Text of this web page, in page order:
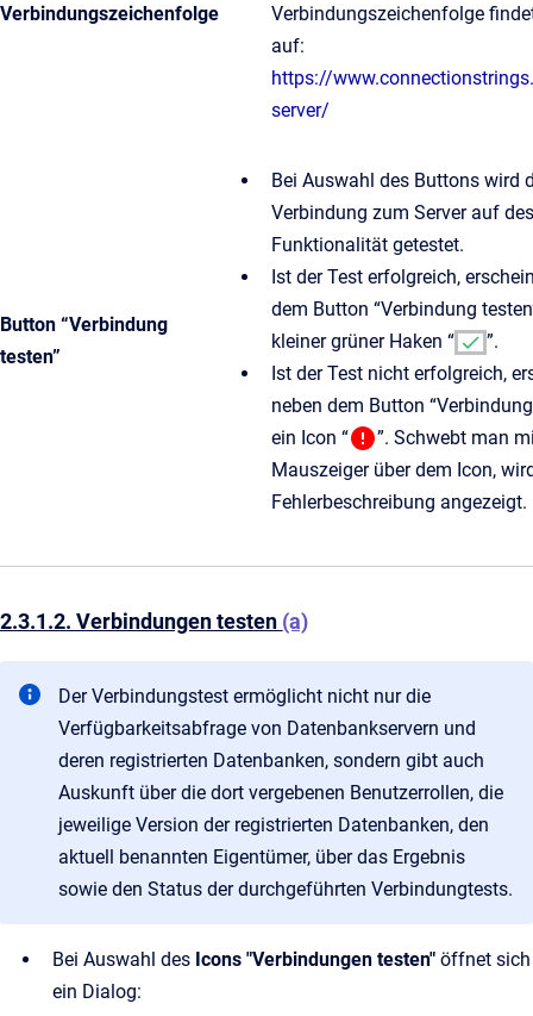
Verbindungszeichenfolge
Verbindungszeichenfolge
auf:
https://
server/
Button “Verbindung
testen”
Bei Auswahl des Buttons wird
Verbindung zum Server auf
Funktionalität getestet.
Ist der Test erfolgreich,
dem Button “Verbindung
kleiner grüner Haken “
”.
Ist der Test nicht erfolgreich,
neben dem Button
ein Icon “
”. Schwebt man
Mauszeiger über dem Icon,
Fehlerbeschreibung angezeigt.
2.3.1.2. Verbindungen testen (a)
Der Verbindungstest ermöglicht nicht nur die
Verfügbarkeitsabfrage von Datenbankservern und
deren registrierten Datenbanken, sondern gibt auch
Auskunft über die dort vergebenen Benutzerrollen, die
jeweilige Version der registrierten Datenbanken, den
aktuell benannten Eigentümer, über das Ergebnis
sowie den Status der durchgeführten Verbindungtests.
Bei Auswahl des Icons "Verbindungen testen" öffnet sich
ein Dialog: